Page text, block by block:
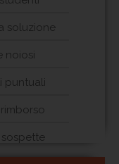
soluzione
noiosi
puntuali